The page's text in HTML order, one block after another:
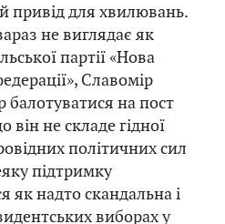
привід для хвилювань.
не виглядає як
партії «Нова
Славомір
балотуватися на пост
не складе гідної
політичних сил
підтримку
як надто скандальна і
виборах у